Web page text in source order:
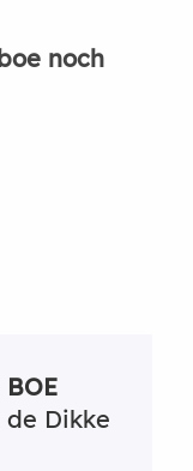
noch
BOE
de Dikke